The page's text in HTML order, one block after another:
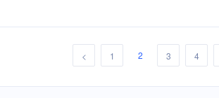
< 1 2 3 4